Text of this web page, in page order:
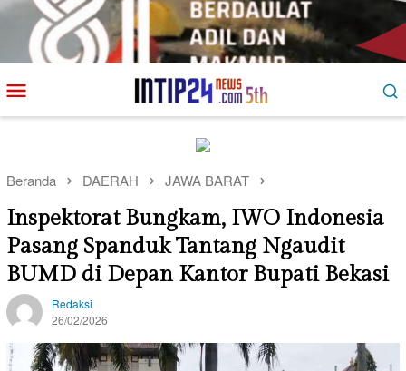
ke
kontenMobile
Beranda DAERAH JAWA BARAT
Inspektorat Bungkam, IWO Indonesia
Pasang Spanduk Tantang Ngaudit
BUMD di Depan Kantor Bupati Bekasi
Redaksi
26/02/2026